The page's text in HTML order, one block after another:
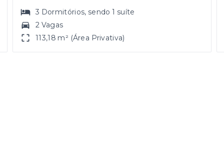
3 Dormitórios, sendo1 suíte
2 Vagas
113,18 m² (Área Privativa)